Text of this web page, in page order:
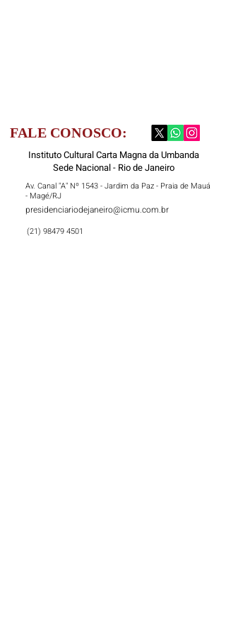
FALE CONOSCO:
Instituto Cultural Carta Magna da Umbanda
Sede Nacional - Rio de Janeiro
Av. Canal "A" Nº 1543 - Jardim da Paz - Praia de Mauá
- Magé/RJ
presidenciariodejaneiro@icmu.com.br
(21) 98479 4501